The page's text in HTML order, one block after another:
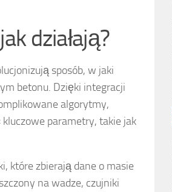
działają?
sposób, w jaki
betonu. Dzięki integracji
algorytmy,
parametry, takie jak
które zbierają dane o masie
na wadze, czujniki